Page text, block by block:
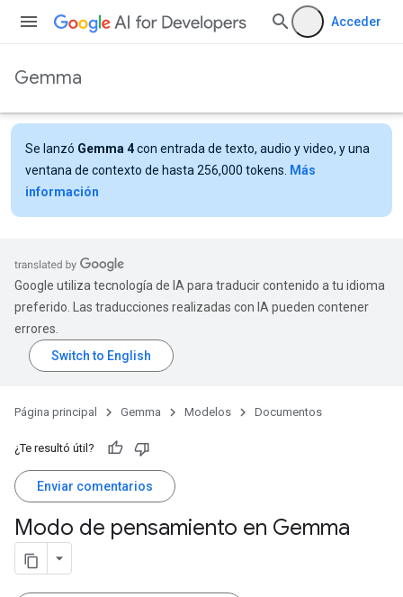
Acceder
Gemma
Se lanzó Gemma 4con entrada de texto, audio y video, y una
ventana de contexto de hasta 256,000 tokens.
Más
información
Google utiliza tecnología de IA para traducir contenido a tu idioma
preferido. Las traducciones realizadas con IA pueden contener
errores.
Página principal Gemma Modelos Documentos
¿Te resultó útil?
Enviar comentarios
Modo de pensamiento en Gemma